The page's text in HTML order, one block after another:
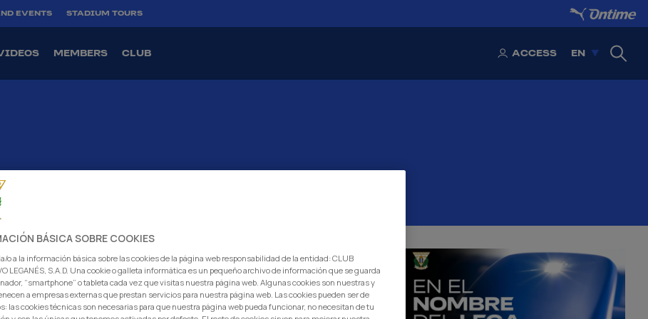
EVENTS STADIUM TOURS
MEMBERS CLUB ACCESS EN
BÁSICA SOBRE COOKIES
o a la información básica sobre las cookies de la página web responsabilidad de la entidad: CLUB
LEGANÉS, S.A.D. Una cookie o galleta informática es un pequeño archivo de información que se guarda
“smartphone” o tableta cada vez que visitas nuestra página web. Algunas cookies son nuestras y
a empresas externas que prestan servicios para nuestra página web. Las cookies pueden ser de
las cookies técnicas son necesarias para que nuestra página web pueda funcionar, no necesitan de tu